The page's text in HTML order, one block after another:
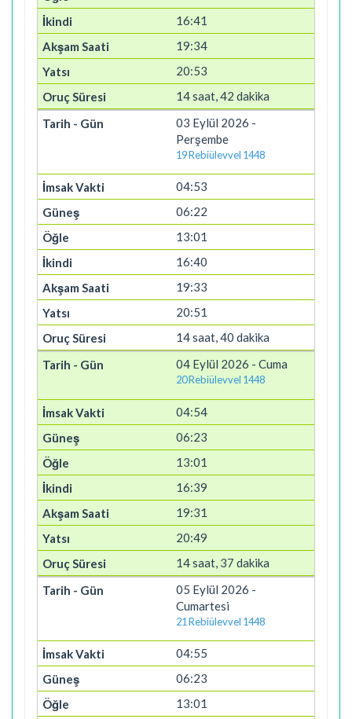
16:41
19:34
20:53
14 saat, 42 dakika
03 Eylül 2026 -
Perşembe
19 Rebiülevvel 1448
04:53
06:22
13:01
16:40
19:33
20:51
14 saat, 40 dakika
04 Eylül 2026 - Cuma
20 Rebiülevvel 1448
04:54
06:23
13:01
16:39
19:31
20:49
14 saat, 37 dakika
05 Eylül 2026 -
Cumartesi
21 Rebiülevvel 1448
04:55
06:23
13:01